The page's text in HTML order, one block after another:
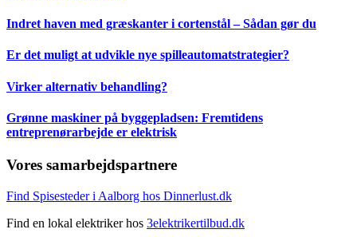
Indret haven med græskanter i cortenstål – Sådan gør du
Er det muligt at udvikle nye spilleautomatstrategier?
Virker alternativ behandling?
Grønne maskiner på byggepladsen: Fremtidens
entreprenørarbejde er elektrisk
Vores samarbejdspartnere
Find Spisesteder i Aalborg hos Dinnerlust.dk
Find en lokal elektriker hos 3elektrikertilbud.dk